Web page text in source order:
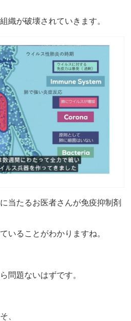
織が破壊されていきます。
当たるお医者さんが免疫抑制剤
いることがわかりますね。
問題ないはずです。
、